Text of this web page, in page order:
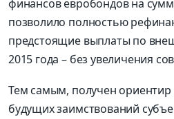
финансов евробондов на
позволило полностью
предстоящие выплаты по
2015 года – без увеличения
Тем самым, получен ориентир
будущих заимствований